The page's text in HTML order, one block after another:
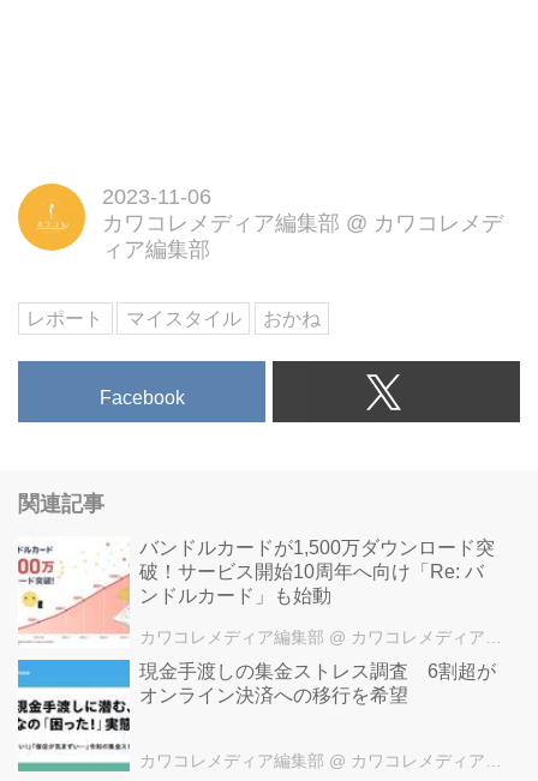
2023-11-06
カワコレメディア編集部 @ カワコレメデ
ィア編集部
レポート マイスタイル おかね
Facebook
関連記事
バンドルカードが1,500万ダウンロード突
破！サービス開始10周年へ向け「Re: バ
ンドルカード」も始動
カワコレメディア編集部 @ カワコレメディア編集部
現金手渡しの集金ストレス調査 6割超が
オンライン決済への移行を希望
カワコレメディア編集部 @ カワコレメディア編集部